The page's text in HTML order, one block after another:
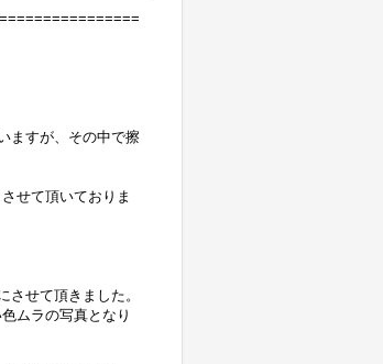
ますが、その中で擦
せて頂いておりま
させて頂きました。
ムラの写真となり